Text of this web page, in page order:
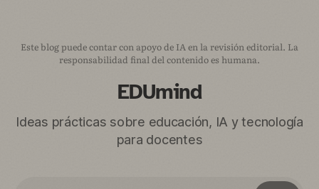
Este blog puede contar con apoyo de IA en la revisión editorial. La
responsabilidad final del contenido es humana.
EDUmind
Ideas prácticas sobre educación, IA y tecnología
para docentes